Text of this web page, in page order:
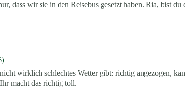
dass wir sie in den Reisebus gesetzt haben. Ria, bist du
wirklich schlechtes Wetter gibt: richtig angezogen,
macht das richtig toll.